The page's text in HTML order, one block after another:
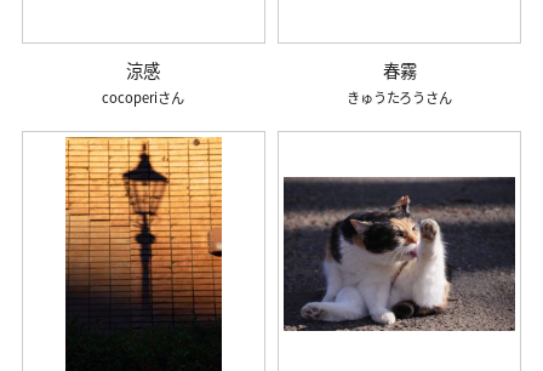
涼感
cocoperi
春霧
きゅうたろう